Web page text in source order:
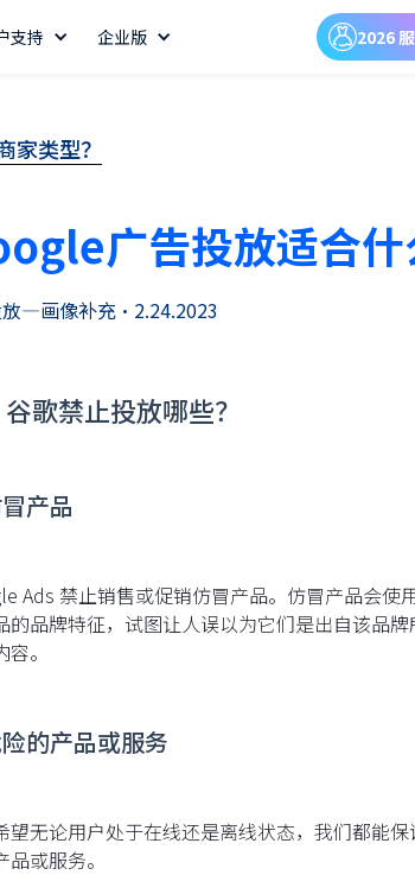
支持 企业版 2026
类型？
广告投放适合什
—画像补充• 2.24.2023
谷歌禁止投放哪些？
产品
Ads 禁止销售或促销仿冒产品。仿冒产品会
的品牌特征，试图让人误以为它们是出自该品
。
的产品或服务
望无论用户处于在线还是离线状态，我们都能
品或服务。